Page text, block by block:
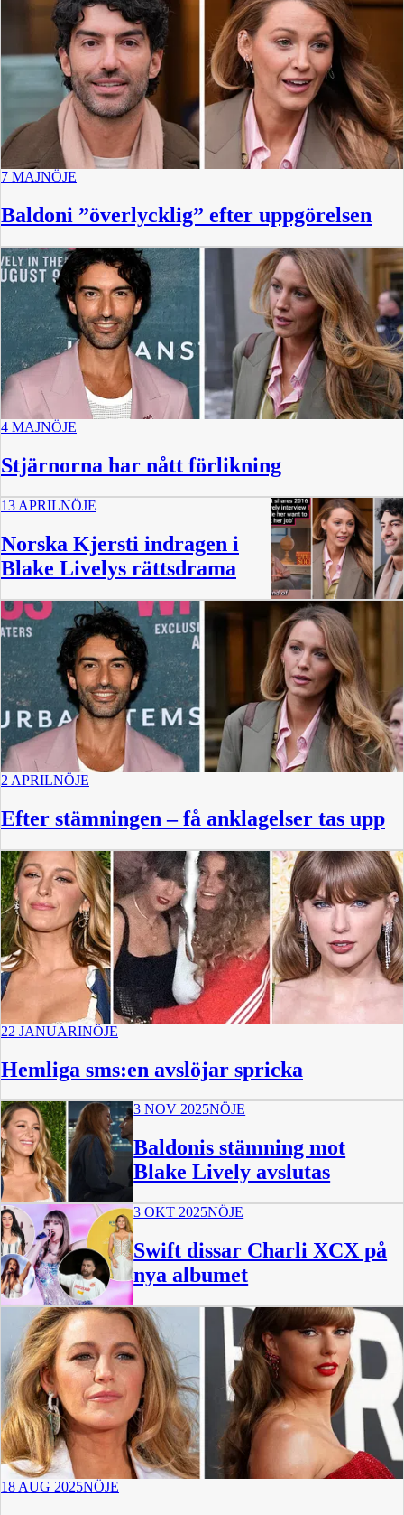
7 MAJNÖJE
Baldoni ”överlycklig” efter uppgörelsen
4 MAJNÖJE
Stjärnorna har nått förlikning
13 APRILNÖJE
Norska Kjersti indragen i
Blake Livelys rättsdrama
2 APRILNÖJE
Efter stämningen – få anklagelser tas upp
22 JANUARINÖJE
Hemliga sms:en avslöjar spricka
3 NOV 2025NÖJE
Baldonis stämning mot
Blake Lively avslutas
3 OKT 2025NÖJE
Swift dissar Charli XCX på
nya albumet
18 AUG 2025NÖJE